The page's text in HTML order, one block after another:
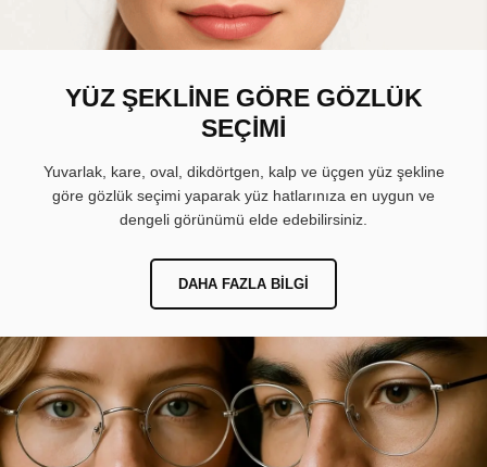
YÜZ ŞEKLİNE GÖRE GÖZLÜK
SEÇİMİ
Yuvarlak, kare, oval, dikdörtgen, kalp ve üçgen yüz şekline
göre gözlük seçimi yaparak yüz hatlarınıza en uygun ve
dengeli görünümü elde edebilirsiniz.
DAHA FAZLA BILGI